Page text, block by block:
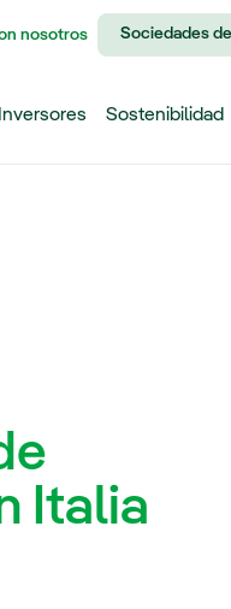
nosotros Sociedades
Sostenibilidad
Italia